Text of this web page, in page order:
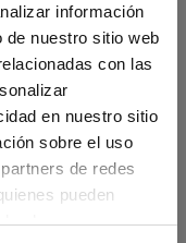
información
de nuestro sitio web
con las
en nuestro sitio
sobre el uso
de redes
pueden
les haya